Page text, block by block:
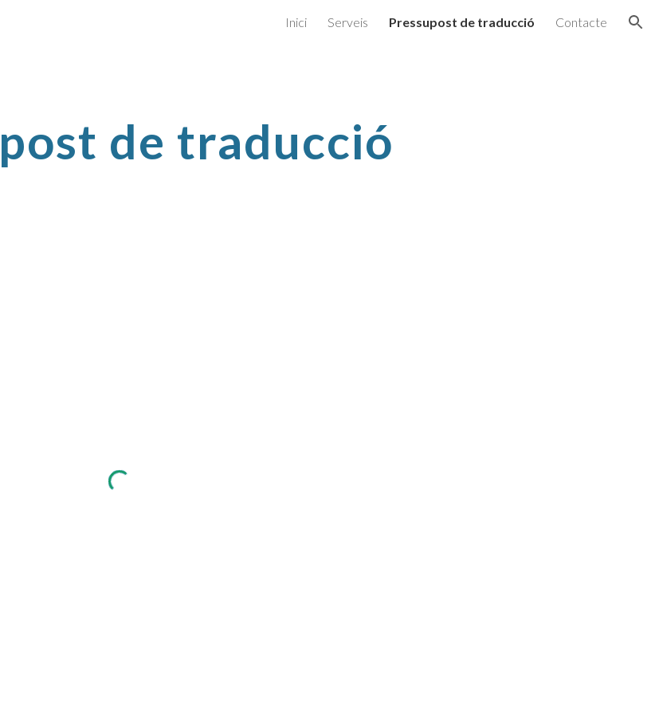
Skip to navigation
Inici Serveis Pressupost de traducció Contacte
de traducció